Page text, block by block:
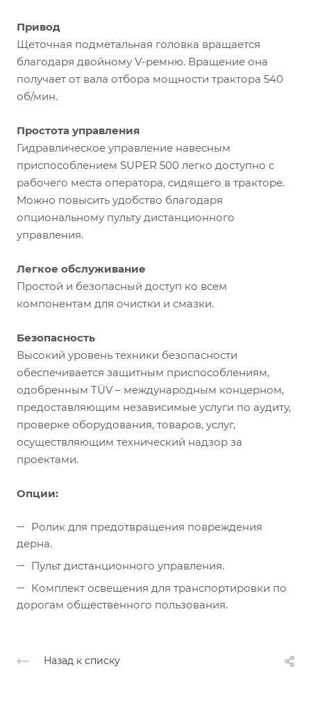
Привод
Щеточная подметальная головка вращается
благодаря двойному V-ремню. Вращение она
получает от вала отбора мощности трактора 540
об/мин.
Простота управления
Гидравлическое управление навесным
приспособлением SUPER 500 легко доступно с
рабочего места оператора, сидящего в тракторе.
Можно повысить удобство благодаря
опциональному пульту дистанционного
управления.
Легкое обслуживание
Простой и безопасный доступ ко всем
компонентам для очистки и смазки.
Безопасность
Высокий уровень техники безопасности
обеспечивается защитным приспособлениям,
одобренным TÜV – международным концерном,
предоставляющим независимые услуги по аудиту,
проверке оборудования, товаров, услуг,
осуществляющим технический надзор за
проектами.
Опции:
Ролик для предотвращения повреждения
дерна.
Пульт дистанционного управления.
Комплект освещения для транспортировки по
дорогам общественного пользования.
Назад к списку